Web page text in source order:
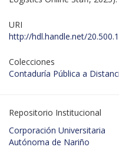
URI
http://hdl.handle.net/
Colecciones
Contaduría Pública a
Repositorio Institucional
Corporación Universitaria
Autónoma de Nariño